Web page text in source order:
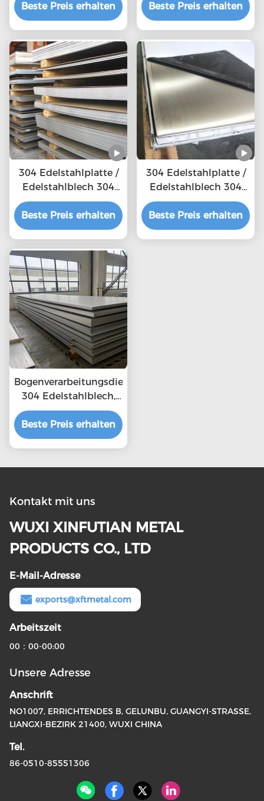
316L
Beste Preis erhalten
Beste Preis erhalten
304 Edelstahlplatte /
Edelstahlblech 304
mit Spiegelfläche
Beste Preis erhalten
304 Edelstahlplatte /
Edelstahlblech 304
mit Spiegelfläche
Beste Preis erhalten
Bogenverarbeitungsdienst
304 Edelstahlblech,
eingelegt und
passiviert
Beste Preis erhalten
Kontakt mit uns
WUXI XINFUTIAN METAL
PRODUCTS CO., LTD
E-Mail-Adresse
exports@xftmetal.com
Arbeitszeit
00：00-00:00
Unsere Adresse
Anschrift
NO1007, ERRICHTENDES B, GELUNBU, GUANGYI-STRASSE,
LIANGXI-BEZIRK 21400, WUXI CHINA
Tel.
86-0510-85551306